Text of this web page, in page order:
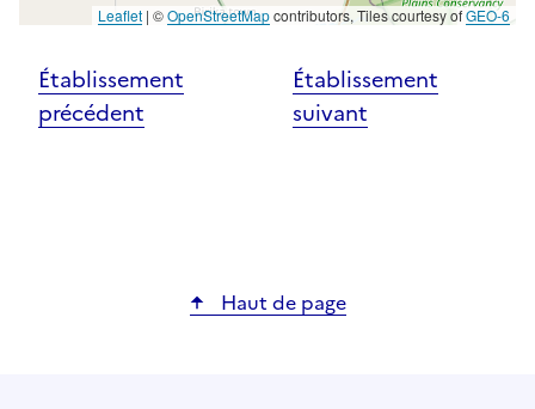
Leaflet | ©OpenStreetMapcontributors, Tiles courtesy ofGEO-6
Établissement
précédent
Établissement
suivant
Haut de page